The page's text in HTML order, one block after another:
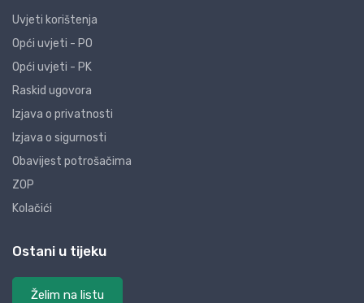
Uvjeti korištenja
Opći uvjeti - PO
Opći uvjeti - PK
Raskid ugovora
Izjava o privatnosti
Izjava o sigurnosti
Obavijest potrošačima
ZOP
Kolačići
Ostani u tijeku
Želim na listu